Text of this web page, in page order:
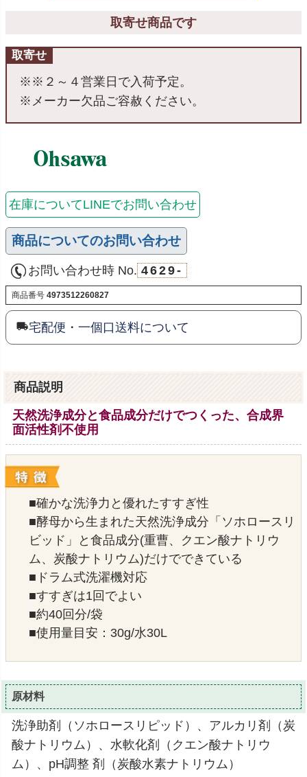
取寄せ商品です
取寄せ
※※２～４営業日で入荷予定。
※メーカー欠品ご容赦ください。
在庫についてLINEでお問い合わせ
商品についてのお問い合わせ
お問い合わせ時 No. 4629-
商品番号 4973512260827
宅配便・一個口送料について
商品説明
天然洗浄成分と食品成分だけでつくった、合成界
面活性剤不使用
■確かな洗浄力と優れたすすぎ性
■酵母から生まれた天然洗浄成分「ソホロースリ
ビッド」と食品成分(重曹、クエン酸ナトリウ
ム、炭酸ナトリウム)だけでできている
■ドラム式洗濯機対応
■すすぎは1回でよい
■約40回分/袋
■使用量目安：30g/水30L
原材料
洗浄助剤（ソホロースリピッド）、アルカリ剤（炭
酸ナトリウム）、水軟化剤（クエン酸ナトリウ
ム）、pH調整 剤（炭酸水素ナトリウム）